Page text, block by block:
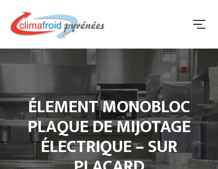
ÉLEMENT MONOBLOC
PLAQUE DE MIJOTAGE
ÉLECTRIQUE – SUR